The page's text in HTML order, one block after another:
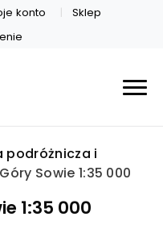
konto
Sklep
podróżnicza i
Sowie 1:35 000
1:35 000